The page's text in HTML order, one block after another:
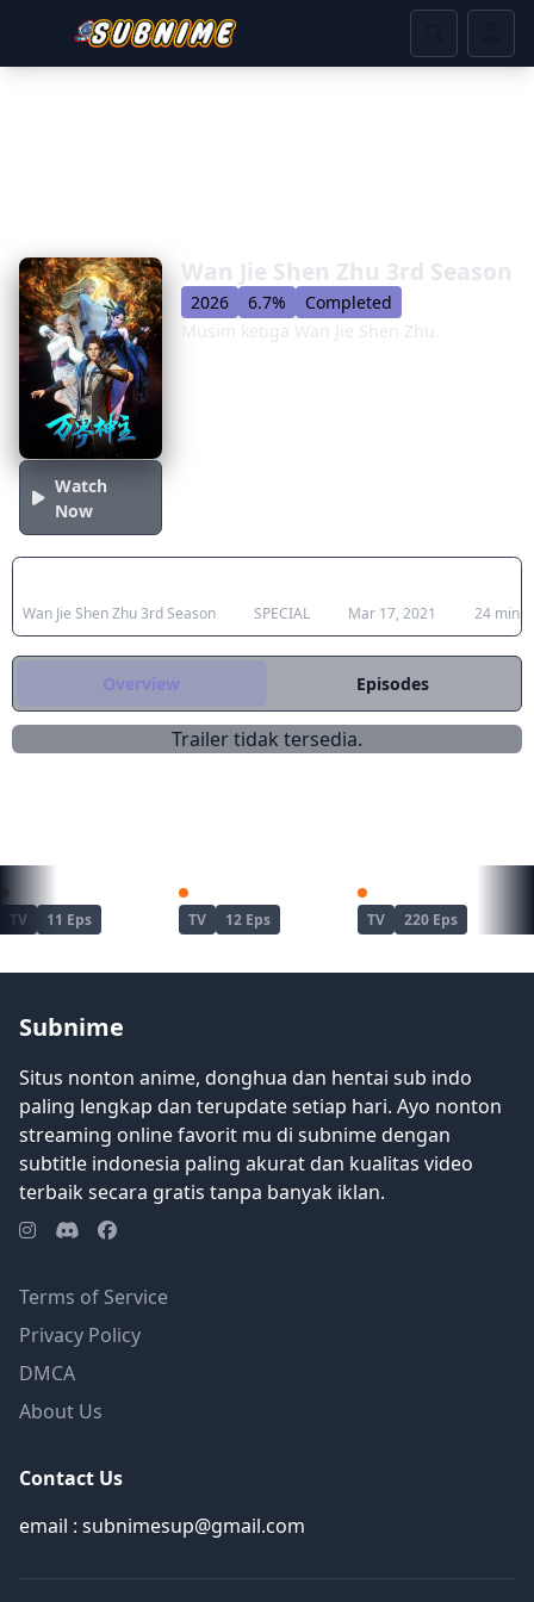
Watch
Now
Wan Jie Shen Zhu 3rd Season
2026 6.7%
Completed
Musim ketiga Wan Jie Shen Zhu.
Wan Jie Shen Zhu 3rd Season SPECIAL Mar 17, 2021 24 min.
Overview Episodes
Trailer tidak tersedia.
TV 11 Eps TV 12 Eps TV 220 Eps
Subnime
Situs nonton anime, donghua dan hentai sub indo
paling lengkap dan terupdate setiap hari. Ayo nonton
streaming online favorit mu di subnime dengan
subtitle indonesia paling akurat dan kualitas video
terbaik secara gratis tanpa banyak iklan.
Terms of Service
Privacy Policy
DMCA
About Us
Contact Us
email : subnimesup@gmail.com